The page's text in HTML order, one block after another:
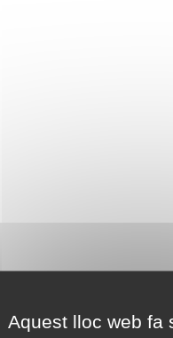
Aquest lloc web fa